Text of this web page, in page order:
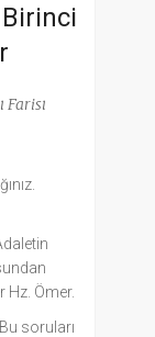
Birinci
Farisı
Ömer.
soruları